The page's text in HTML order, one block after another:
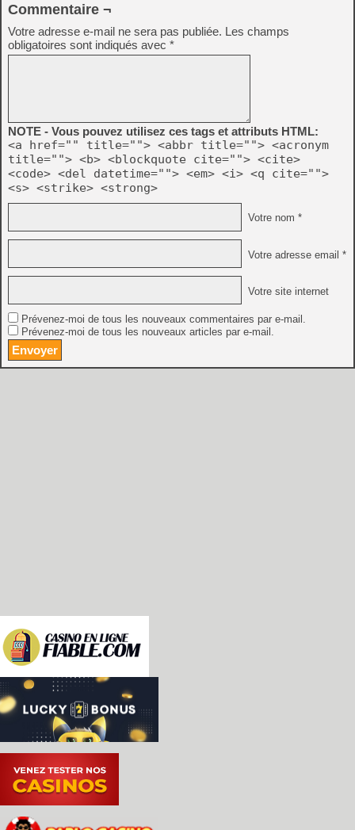
Commentaire ¬
Votre adresse e-mail ne sera pas publiée. Les champs
obligatoires sont indiqués avec *
NOTE - Vous pouvez utilisez ces tags et attributs HTML:
<a href="" title=""> <abbr title=""> <acronym
title=""> <b> <blockquote cite=""> <cite>
<code> <del datetime=""> <em> <i> <q cite="">
<s> <strike> <strong>
Votre nom *
Votre adresse email *
Votre site internet
Prévenez-moi de tous les nouveaux commentaires par e-mail.
Prévenez-moi de tous les nouveaux articles par e-mail.